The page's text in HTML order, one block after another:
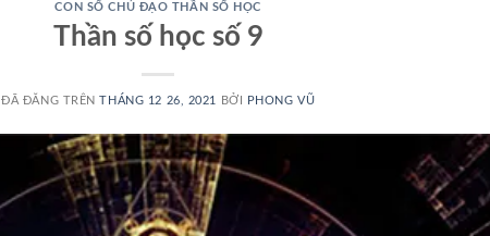
CON SỐ CHỦ ĐẠO THẦN SỐ HỌC
Thần số học số 9
ĐÃ ĐĂNG TRÊNTHÁNG 12 26, 2021 BỞI PHONG VŨ